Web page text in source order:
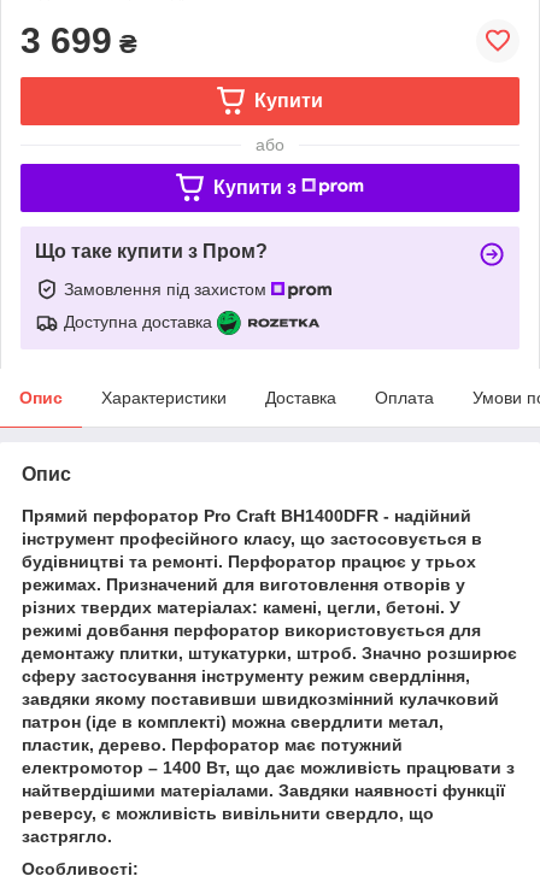
3 699 ₴
Купити
або
Купити з
Що таке купити з Пром?
Замовлення під захистом
Доступна доставка
Опис Характеристики Доставка Оплата Умови
Опис
Прямий перфоратор Pro Craft BH1400DFR - надійний
інструмент професійного класу, що застосовується в
будівництві та ремонті. Перфоратор працює у трьох
режимах. Призначений для виготовлення отворів у
різних твердих матеріалах: камені, цегли, бетоні. У
режимі довбання перфоратор використовується для
демонтажу плитки, штукатурки, штроб. Значно розширює
сферу застосування інструменту режим свердління,
завдяки якому поставивши швидкозмінний кулачковий
патрон (іде в комплекті) можна свердлити метал,
пластик, дерево. Перфоратор має потужний
електромотор – 1400 Вт, що дає можливість працювати з
найтвердішими матеріалами. Завдяки наявності функції
реверсу, є можливість вивільнити свердло, що
застрягло.
Особливості: